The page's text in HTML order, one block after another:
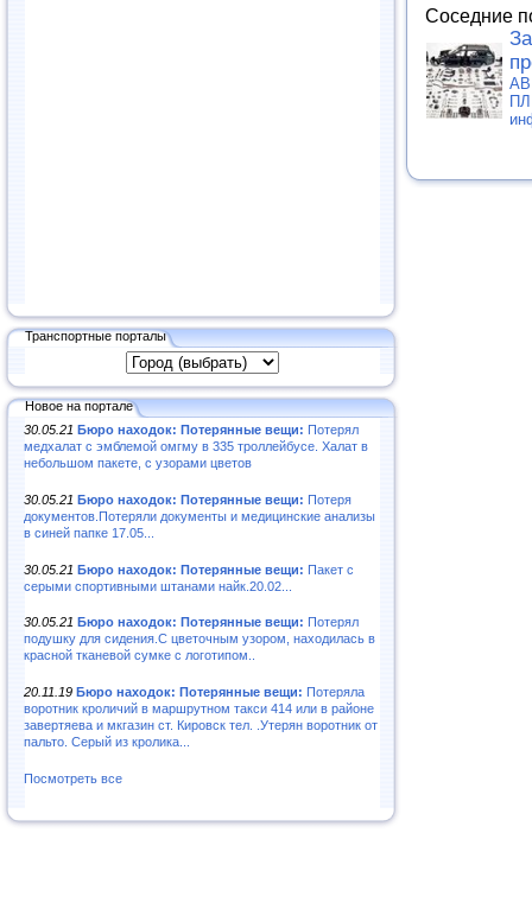
Транспортные порталы
Новое на портале
30.05.21 Бюро находок: Потерянные вещи: Потерял
медхалат с эмблемой омгму в 335 троллейбусе. Халат в
небольшом пакете, с узорами цветов
30.05.21 Бюро находок: Потерянные вещи: Потеря
документов.Потеряли документы и медицинские анализы
в синей папке 17.05...
30.05.21 Бюро находок: Потерянные вещи: Пакет с
серыми спортивными штанами найк.20.02...
30.05.21 Бюро находок: Потерянные вещи: Потерял
подушку для сидения.С цветочным узором, находилась в
красной тканевой сумке с логотипом..
20.11.19 Бюро находок: Потерянные вещи: Потеряла
воротник кроличий в маршрутном такси 414 или в районе
завертяева и мкгазин ст. Кировск тел. .Утерян воротник от
пальто. Серый из кролика...
Посмотреть все
Соседние